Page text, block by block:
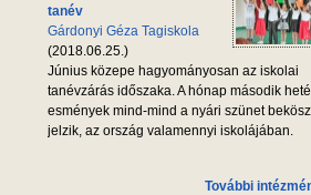
tanév
Gárdonyi Géza Tagiskola
(2018.06.25.)
Június közepe hagyományosan az iskolai
tanévzárás időszaka. A hónap második
esmények mind-mind a nyári szünet
jelzik, az ország valamennyi iskolájában.
További